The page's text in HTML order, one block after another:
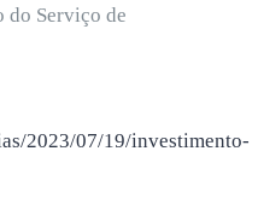
do Serviço de
2023/07/19/investimento-